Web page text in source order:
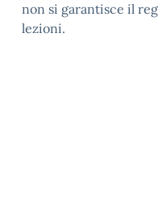
non si garantisce il
lezioni.